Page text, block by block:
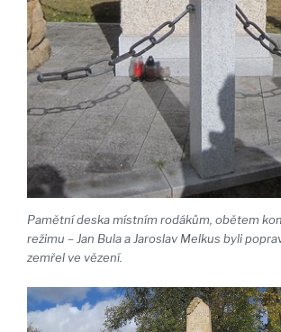
Pamětní deska místním rodákům, obětem
režimu – Jan Bula a Jaroslav Melkus byli
zemřel ve vězení.